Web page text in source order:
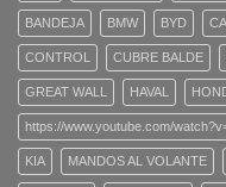
BANDEJA BMW BYD
CONTROL CUBRE BALDE
GREAT WALL HAVAL
https://www.youtube.com/
KIA MANDOS AL VOLANTE